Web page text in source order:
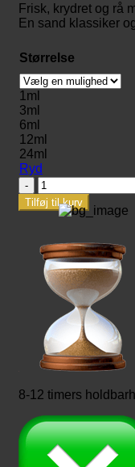
Frisk, krydret og rå
En sand klassiker
Størrelse
1ml
3ml
6ml
12ml
24ml
Ryd
Sauvage
antal
Tilføj til kurv
8-12 timers